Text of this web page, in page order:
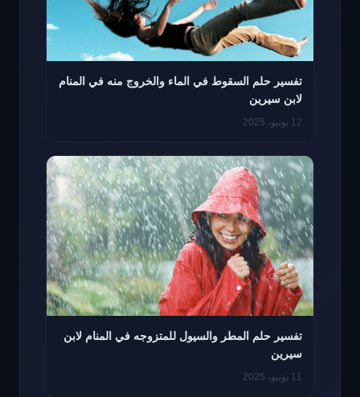
تفسير حلم السقوط في الماء والخروج منه في المنام
لابن سيرين
12 يونيو، 2025
تفسير حلم المطر والسيول للمتزوجه في المنام لابن
سيرين
11 يونيو، 2025